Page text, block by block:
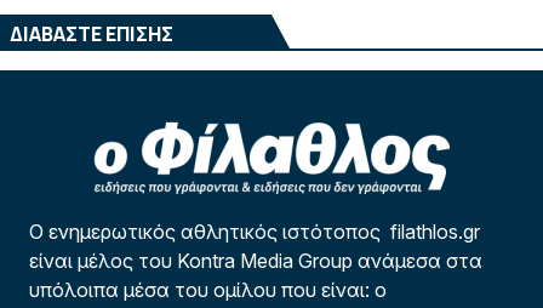
ΔΙΑΒΑΣΤΕ ΕΠΙΣΗΣ
Ο ενημερωτικός αθλητικός ιστότοπος filathlos.gr
είναι μέλος του Kontra Media Group ανάμεσα στα
υπόλοιπα μέσα του ομίλου που είναι: ο